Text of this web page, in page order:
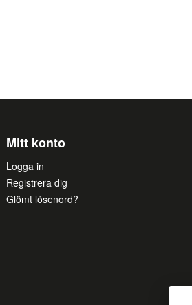
Mitt konto
Logga in
Registrera dig
Glömt lösenord?